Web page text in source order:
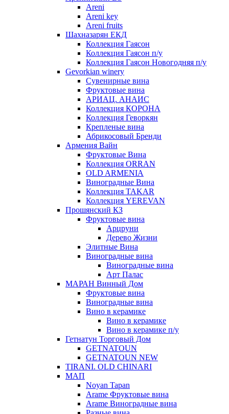
Areni
Areni key
Areni fruits
Шахназарян ЕКД
Коллекция Гаясон
Коллекция Гаясон п/у
Коллекция Гаясон Новогодняя п/у
Gevorkian winery
Сувенирные вина
Фруктовые вина
АРИАЦ. АНАИС
Коллекция КОРОНА
Коллекция Геворкян
Крепленые вина
Абрикосовый Бренди
Армения Вайн
Фруктовые Вина
Коллекция ORRAN
OLD ARMENIA
Виноградные Вина
Коллекция TAKAR
Коллекция YEREVAN
Прошянский КЗ
Фруктовые вина
Арцруни
Дерево Жизни
Элитные Вина
Виноградные вина
Виноградные вина
Арт Палас
МАРАН Винный Дом
Фруктовые вина
Виноградные вина
Вино в керамике
Вино в керамике
Вино в керамике п/у
Гетнатун Торговый Дом
GETNATOUN
GETNATOUN NEW
TIRANI. OLD CHINARI
МАП
Noyan Tapan
Arame Фруктовые вина
Arame Виноградные вина